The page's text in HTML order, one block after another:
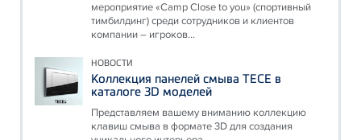
мероприятие «Camp Close to you» (спортивный
тимбилдинг) среди сотрудников и клиентов
компании – игроков...
НОВОСТИ
Коллекция панелей смыва ТЕСЕ в
каталоге 3D моделей
Представляем вашему вниманию коллекцию
клавиш смыва в формате 3D для создания